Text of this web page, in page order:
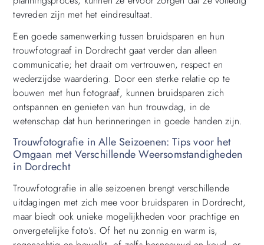
tevreden zijn met het eindresultaat.
Een goede samenwerking tussen bruidsparen en hun
trouwfotograaf in Dordrecht gaat verder dan alleen
communicatie; het draait om vertrouwen, respect en
wederzijdse waardering. Door een sterke relatie op te
bouwen met hun fotograaf, kunnen bruidsparen zich
ontspannen en genieten van hun trouwdag, in de
wetenschap dat hun herinneringen in goede handen zijn.
Trouwfotografie in Alle Seizoenen: Tips voor het
Omgaan met Verschillende Weersomstandigheden
in Dordrecht
Trouwfotografie in alle seizoenen brengt verschillende
uitdagingen met zich mee voor bruidsparen in Dordrecht,
maar biedt ook unieke mogelijkheden voor prachtige en
onvergetelijke foto’s. Of het nu zonnig en warm is,